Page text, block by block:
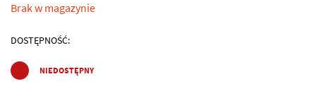
Brak w magazynie
DOSTĘPNOŚĆ:
NIEDOSTĘPNY